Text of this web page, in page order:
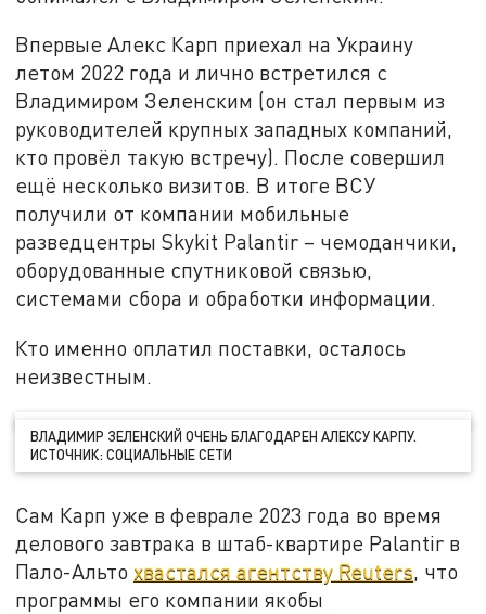
Впервые Алекс Карп приехал на Украину
летом 2022 года и лично встретился с
Владимиром Зеленским (он стал первым из
руководителей крупных западных компаний,
кто провёл такую встречу). После совершил
ещё несколько визитов. В итоге ВСУ
получили от компании мобильные
разведцентры Skykit Palantir – чемоданчики,
оборудованные спутниковой связью,
системами сбора и обработки информации.
Кто именно оплатил поставки, осталось
неизвестным.
ВЛАДИМИР ЗЕЛЕНСКИЙ ОЧЕНЬ БЛАГОДАРЕН АЛЕКСУ КАРПУ.
ИСТОЧНИК: СОЦИАЛЬНЫЕ СЕТИ
Сам Карп уже в феврале 2023 года во время
делового завтрака в штаб-квартире Palantir в
Пало-Альто хвастался агентству Reuters, что
программы его компании якобы